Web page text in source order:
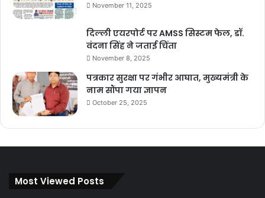
November 11, 2025
दिल्ली एयरपोर्ट पर AMSS सिस्टम फेल, डॉ.
वंदना सिंह ने जताई चिंता
November 8, 2025
पत्रकार सुरक्षा पर गंभीर आघात, मुख्यमंत्री के
नाम सौंपा गया ज्ञापन
October 25, 2025
Most Viewed Posts